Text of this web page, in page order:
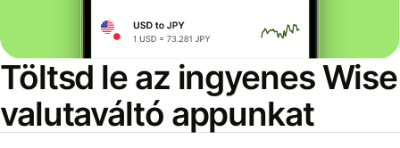
Töltsd le az ingyenes Wise
valutaváltó appunkat